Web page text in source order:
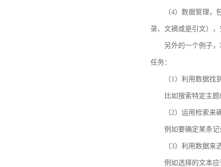
（4）数据管理
录、文摘或是引文）
另外的一个例子，
任务：
（1）利用数据找
比如搜索特定主
（2）运用检索来
例如要确定某条
（3）利用数据来
例如选择的文本